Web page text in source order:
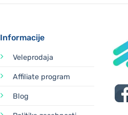
Informacije
Veleprodaja
Affiliate program
Blog